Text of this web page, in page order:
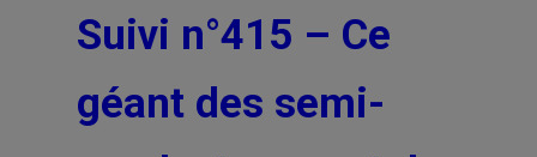
Suivi n°415 – Ce
géant des semi-